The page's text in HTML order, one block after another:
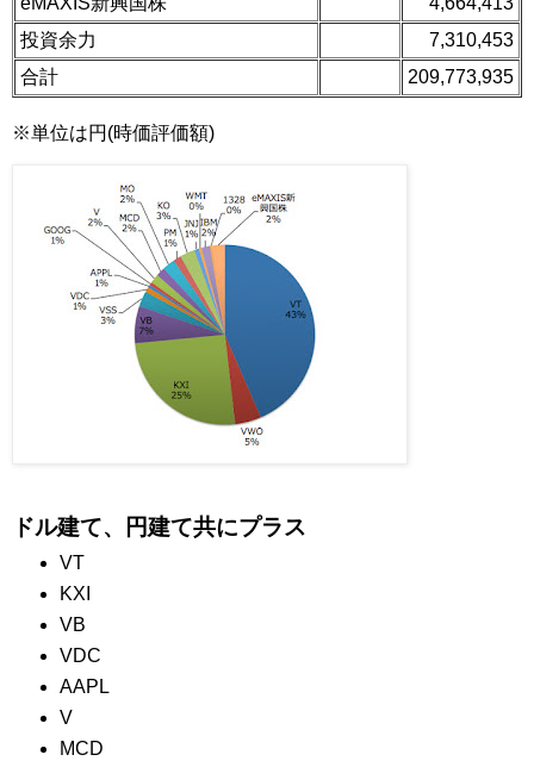
投資余力
7,310,453
合計
209,773,935
※単位は円(時価評価額)
ドル建て、円建て共にプラス
VT
KXI
VB
VDC
AAPL
V
MCD